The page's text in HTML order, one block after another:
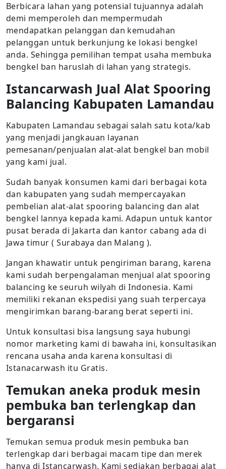
Berbicara lahan yang potensial tujuannya adalah
demi memperoleh dan mempermudah
mendapatkan pelanggan dan kemudahan
pelanggan untuk berkunjung ke lokasi bengkel
anda. Sehingga pemilihan tempat usaha membuka
bengkel ban haruslah di lahan yang strategis.
Istancarwash Jual Alat Spooring
Balancing Kabupaten Lamandau
Kabupaten Lamandau sebagai salah satu kota/kab
yang menjadi jangkauan layanan
pemesanan/penjualan alat-alat bengkel ban mobil
yang kami jual.
Sudah banyak konsumen kami dari berbagai kota
dan kabupaten yang sudah mempercayakan
pembelian alat-alat spooring balancing dan alat
bengkel lannya kepada kami. Adapun untuk kantor
pusat berada di Jakarta dan kantor cabang ada di
Jawa timur ( Surabaya dan Malang ).
Jangan khawatir untuk pengiriman barang, karena
kami sudah berpengalaman menjual alat spooring
balancing ke seuruh wilyah di Indonesia. Kami
memiliki rekanan ekspedisi yang suah terpercaya
mengirimkan barang-barang berat seperti ini.
Untuk konsultasi bisa langsung saya hubungi
nomor marketing kami di bawaha ini, konsultasikan
rencana usaha anda karena konsultasi di
Istanacarwash itu Gratis.
Temukan aneka produk mesin
pembuka ban terlengkap dan
bergaransi
Temukan semua produk mesin pembuka ban
terlengkap dari berbagai macam tipe dan merek
hanya di Istancarwash. Kami sediakan berbagai alat